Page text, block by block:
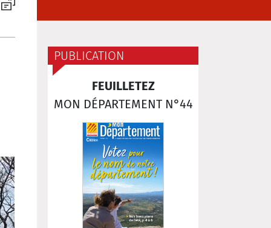
PUBLICATION
FEUILLETEZ
MON DÉPARTEMENT N°44